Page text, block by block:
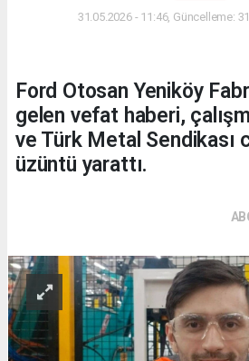
31.05.2026 - 11:46, Güncelleme:
Ford Otosan Yeniköy
gelen vefat haberi,
ve Türk Metal Sendikası
üzüntü yarattı.